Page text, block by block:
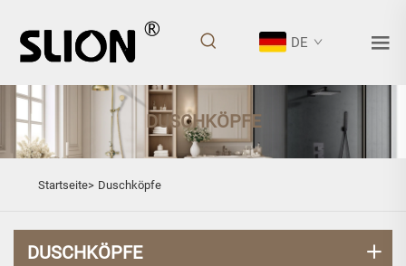
DE
DUSCHKÖPFE
Startseite> Duschköpfe
DUSCHKÖPFE